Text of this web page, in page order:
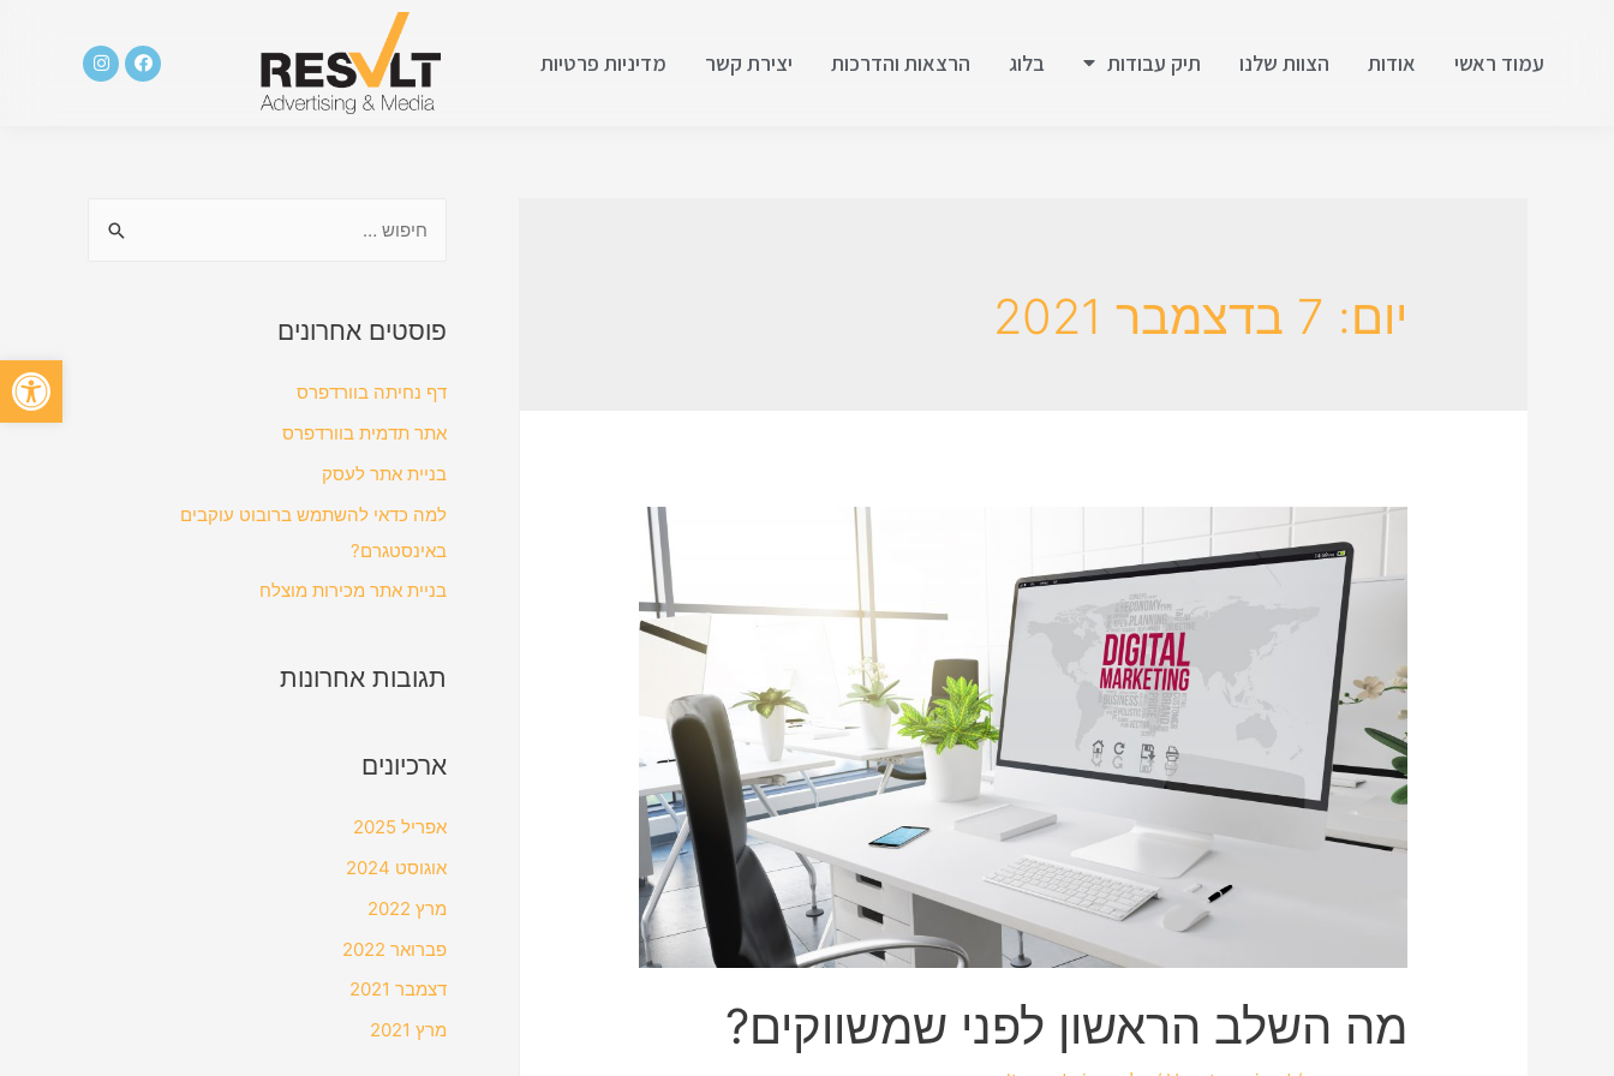
פתח
עמוד ראשי אודות הצוות שלנו תיק עבודות בלוג הרצאות והדרכות יצירת קשר מדיניות פרטיות
יום: 7 בדצמבר 2021
מה השלב הראשון לפני שמשווקים?
פוסטים אחרונים
דף נחיתה בוורדפרס
אתר תדמית בוורדפרס
בניית אתר לעסק
למה כדאי להשתמש ברובוט עוקבים
באינסטגרם?
בניית אתר מכירות מוצלח
תגובות אחרונות
ארכיונים
אפריל 2025
אוגוסט 2024
מרץ 2022
פברואר 2022
דצמבר 2021
מרץ 2021